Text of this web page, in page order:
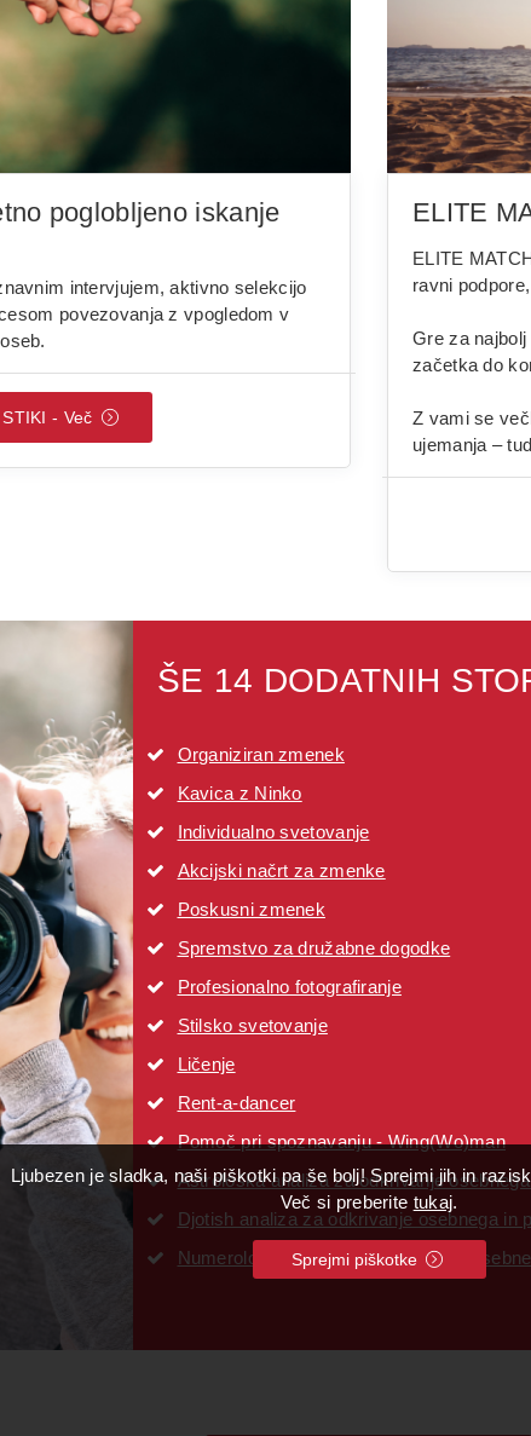
poglobljeno iskanje
intervjujem, aktivno selekcijo
povezovanja z vpogledom v
- Več
ELITE
ELITE
ravni
Gre za
začetka do
Z vami se
ujemanja –
ŠE 14 DODATNIH
Organiziran zmenek
Kavica z Ninko
Individualno svetovanje
Akcijski načrt za zmenke
Poskusni zmenek
Spremstvo za družabne dogodke
Profesionalno fotografiranje
Stilsko svetovanje
Ličenje
Rent-a-dancer
Pomoč pri spoznavanju - Wing(Wo)man
Astrološka analiza za odkrivanje
Djotish analiza za odkrivanje osebnega in
Numerološka analiza za odkrivanje
Ljubezen je sladka, naši piškotki pa še bolj! Sprejmi jih in
Več si preberite tukaj.
Sprejmi piškotke